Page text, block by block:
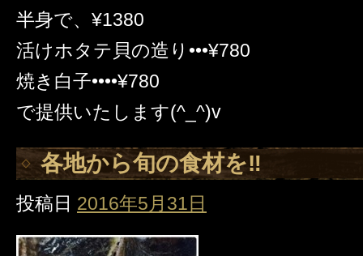
半身で、¥1380
活けホタテ貝の造り•••¥780
焼き白子••••¥780
で提供いたします(^_^)v
各地から旬の食材を‼️
投稿日 2016年5月31日